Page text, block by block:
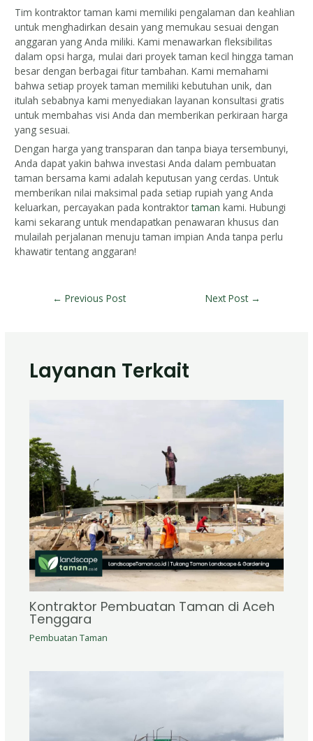
Tim kontraktor taman kami memiliki pengalaman dan keahlian
untuk menghadirkan desain yang memukau sesuai dengan
anggaran yang Anda miliki. Kami menawarkan fleksibilitas
dalam opsi harga, mulai dari proyek taman kecil hingga taman
besar dengan berbagai fitur tambahan. Kami memahami
bahwa setiap proyek taman memiliki kebutuhan unik, dan
itulah sebabnya kami menyediakan layanan konsultasi gratis
untuk membahas visi Anda dan memberikan perkiraan harga
yang sesuai.
Dengan harga yang transparan dan tanpa biaya tersembunyi,
Anda dapat yakin bahwa investasi Anda dalam pembuatan
taman bersama kami adalah keputusan yang cerdas. Untuk
memberikan nilai maksimal pada setiap rupiah yang Anda
keluarkan, percayakan pada kontraktortaman kami. Hubungi
kami sekarang untuk mendapatkan penawaran khusus dan
mulailah perjalanan menuju taman impian Anda tanpa perlu
khawatir tentang anggaran!
← Previous Post Next Post →
Layanan Terkait
Kontraktor Pembuatan Taman di Aceh
Tenggara
Pembuatan Taman